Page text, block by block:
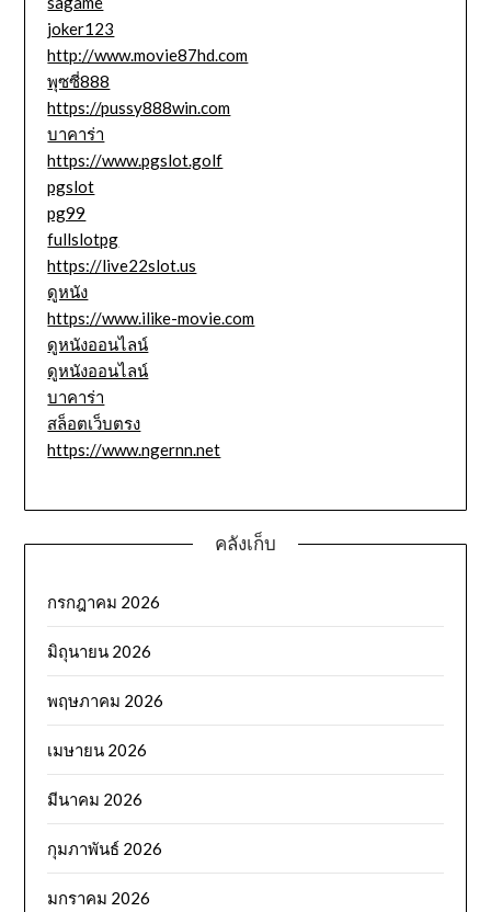
joker123
http://www.movie87hd.com
พุซซี่888
https://pussy888win.com
บาคาร่า
https://www.pgslot.golf
pgslot
pg99
fullslotpg
https://live22slot.us
ดูหนัง
https://www.ilike-movie.com
ดูหนังออนไลน์
ดูหนังออนไลน์
บาคาร่า
สล็อตเว็บตรง
https://www.ngernn.net
คลังเก็บ
กรกฎาคม 2026
มิถุนายน 2026
พฤษภาคม 2026
เมษายน 2026
มีนาคม 2026
กุมภาพันธ์ 2026
มกราคม 2026